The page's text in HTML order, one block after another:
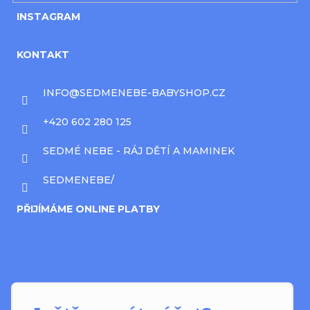
INSTAGRAM
KONTAKT
INFO@SEDMENEBE-BABYSHOP.CZ
+420 602 280 125
SEDMÉ NEBE - RÁJ DĚTÍ A MAMINEK
SEDMENEBE/
PŘIJÍMÁME ONLINE PLATBY